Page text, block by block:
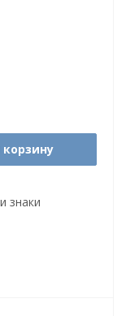
корзину
знаки